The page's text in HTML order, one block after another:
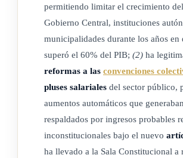
permitiendo limitar el crecimiento
Gobierno Central, instituciones
municipalidades durante los años en
superó el 60% del PIB; (2) ha
reformas a las convenciones
pluses salariales del sector público,
aumentos automáticos que
respaldados por ingresos probables
inconstitucionales bajo el nuevo
ha llevado a la Sala Constitucional a